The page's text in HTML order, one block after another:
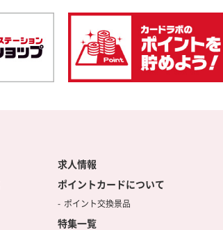
求人情報
ポイントカードについて
ポイント交換景品
特集一覧